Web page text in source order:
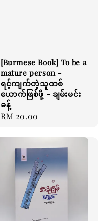
[Burmese Book] To be a
mature person -
ရင့်ကျက်တဲ့သူတစ်
ယောက်ဖြစ်ဖို့ - ချမ်းမင်း
ခန့်
Regular
RM 20.00